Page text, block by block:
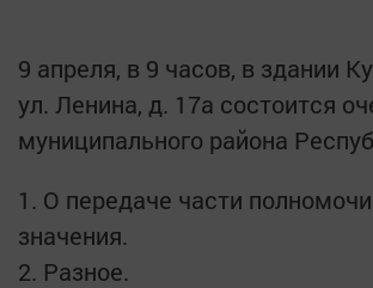
9 апреля, в 9 часов, в здании
ул. Ленина, д. 17а состоится
муниципального района
1. О передаче части
значения.
2. Разное.